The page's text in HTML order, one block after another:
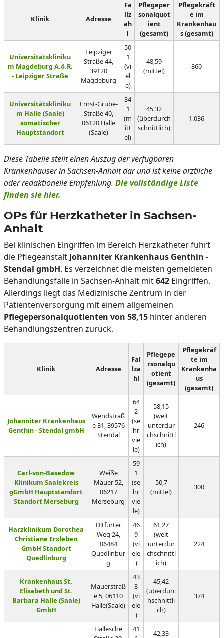
Klinik Adresse
Fa
llz
ah
l
Pflegeper
sonalquot
ient
(gesamt)
Pflegekräft
e im
Krankenhau
s (gesamt)
Universitätskliniku
m Magdeburg A.ö.R.
- Leipziger Straße
Leipziger
Straße 44,
39120
Magdeburg
50
1
(vi
el
e)
48,59
(mittel)
860
Universitätskliniku
m Halle (Saale)
somatischer
Hauptstandort
Ernst-Grube-
Straße 40,
06120 Halle
(Saale)
34
1
(m
itt
el)
45,32
(überdurch
schnittlich)
1.036
Diese Tabelle stellt einen Auszug der verfügbaren
Krankenhäuser in Sachsen-Anhalt dar und ist keine ärztliche
oder redaktionelle Empfehlung. Die vollständige Liste
finden sie hier.
OPs für Herzkatheter in Sachsen-
Anhalt
Bei klinischen Eingriffen im Bereich Herzkatheter führt
die Pflegeanstalt Johanniter Krankenhaus Genthin -
Stendal gmbH. Es verzeichnet die meisten gemeldeten
Behandlungsfälle in Sachsen-Anhalt mit642 Eingriffen.
Allerdings liegt das Medizinische Zentrum in der
Patientenversorgung mit einem allgemeinen
Pflegepersonalquotienten von 58,15 hinter anderen
Behandlungszentren zurück.
Klinik Adresse
Fal
lza
hl
Pflegepe
rsonalqu
otient
(gesamt)
Pflegekräf
te im
Krankenha
us
(gesamt)
Johanniter Krankenhaus
Genthin - Stendal gmbH
Wendstraß
e 31, 39576
Stendal
64
2
(se
hr
vie
le)
58,15
(weit
unterdur
chschnittl
ich)
246
Carl-von-Basedow
Klinikum Saalekreis
gGmbH Hauptstandort
Standort Merseburg
Weiße
Mauer 52,
06217
Merseburg
59
1
(se
hr
vie
le)
50,7
(mittel)
300
Harzklinikum Dorothea
Christiane Erxleben
GmbH Standort
Quedlinburg
Ditfurter
Weg 24,
06484
Quedlinbur
g
46
9
(vi
ele
)
61,27
(weit
unterdur
chschnittl
ich)
224
Krankenhaus St.
Elisabeth und St.
Barbara Halle (Saale)
GmbH
Mauerstraß
e 5, 06110
Halle(Saale)
43
3
(vi
ele
)
45,42
(überdurc
hschnittli
ch)
374
Hallesche
41
42,33